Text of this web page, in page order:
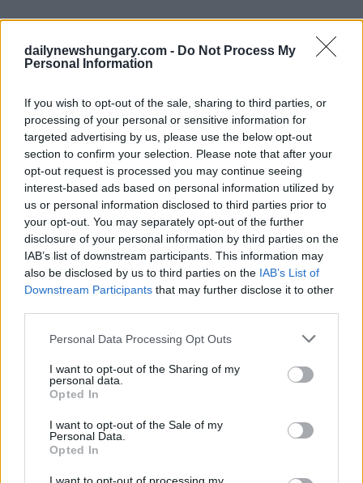
dailynewshungary.com - Do Not Process My
Personal Information
If you wish to opt-out of the sale, sharing to third parties, or
processing of your personal or sensitive information for
targeted advertising by us, please use the below opt-out
section to confirm your selection. Please note that after your
opt-out request is processed you may continue seeing
interest-based ads based on personal information utilized by
us or personal information disclosed to third parties prior to
your opt-out. You may separately opt-out of the further
disclosure of your personal information by third parties on the
IAB’s list of downstream participants. This information may
also be disclosed by us to third parties on the IAB’s List of
Downstream Participants that may further disclose it to other
Please note that this website/app uses one or more Google
not limited to your visit or usage behaviour. You may click to
grant or deny consent to Google and its third-party tags to
use your data for below specified purposes in below Google
consent section.
Personal Data Processing Opt Outs
I want to opt-out of the Sharing of my
personal data.
Opted In
I want to opt-out of the Sale of my
Personal Data.
Opted In
Ungarns Wirtschaft könnte wieder in Schwung kommen
Der Kommissionspräsident sagte, dass nach Konsultationen
mit der ungarischen Regierung bis zu 10 Milliarden Euro aus
dem EU-Fonds der nächsten Generation für Ungarn
freigegeben werden könnten, sofern Reformen verabschiedet
Darüber hinaus hat die Europäische Kommission nach
Milliarden Euro an Kohäsionsmitteln im Rahmen des
Konditionalitätsmechanismus freigegeben. Weitere 2,2
Milliarden Euro an Kohäsionsmitteln könnten bei der
akademischen Freiheit verfügbar werden.
In diesem Zusammenhang wird Ungarn schrittweise das